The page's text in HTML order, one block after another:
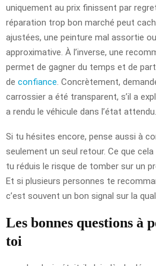
uniquement au prix finissent par
réparation trop bon marché peut
ajustées, une peinture mal assortie
approximative. À l’inverse, une
permet de gagner du temps et de
de confiance . Concrètement,
carrossier a été transparent, s’il a
a rendu le véhicule dans l’état attendu.
Si tu hésites encore, pense aussi à
seulement un seul retour. Ce que
tu réduis le risque de tomber sur un
Et si plusieurs personnes te
c’est souvent un bon signal sur la
Les bonnes questions à
toi